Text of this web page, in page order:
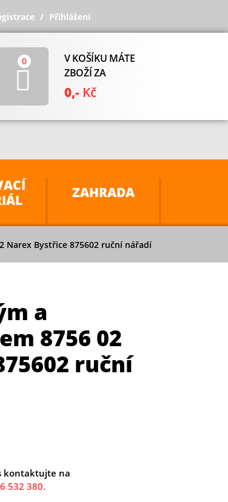
Přihlášení
V KOŠÍKU MÁTE
ZBOŽÍ ZA
0,- Kč
0
ZAHRADA
Narex Bystřice 875602 ruční nářadí
a
8756 02
ruční
kontaktujte na
532 380.